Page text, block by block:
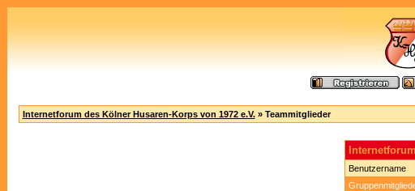
Internetforum des Kölner Husaren-Korps von 1972 e.V.» Teammitglieder
Benutzername